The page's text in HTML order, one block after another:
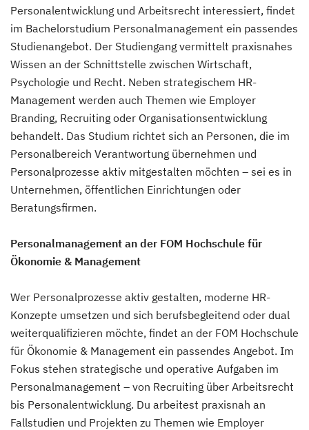
Personalentwicklung und Arbeitsrecht interessiert, findet
im Bachelorstudium Personalmanagement ein passendes
Studienangebot. Der Studiengang vermittelt praxisnahes
Wissen an der Schnittstelle zwischen Wirtschaft,
Psychologie und Recht. Neben strategischem HR-
Management werden auch Themen wie Employer
Branding, Recruiting oder Organisationsentwicklung
behandelt. Das Studium richtet sich an Personen, die im
Personalbereich Verantwortung übernehmen und
Personalprozesse aktiv mitgestalten möchten – sei es in
Unternehmen, öffentlichen Einrichtungen oder
Beratungsfirmen.
Personalmanagement an der FOM Hochschule für
Ökonomie & Management
Wer Personalprozesse aktiv gestalten, moderne HR-
Konzepte umsetzen und sich berufsbegleitend oder dual
weiterqualifizieren möchte, findet an der FOM Hochschule
für Ökonomie & Management ein passendes Angebot. Im
Fokus stehen strategische und operative Aufgaben im
Personalmanagement – von Recruiting über Arbeitsrecht
bis Personalentwicklung. Du arbeitest praxisnah an
Fallstudien und Projekten zu Themen wie Employer